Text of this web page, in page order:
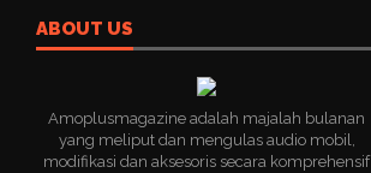
ABOUT US
Amoplusmagazine adalah majalah bulanan
yang meliput dan mengulas audio mobil,
modifikasi dan aksesoris secara komprehensif